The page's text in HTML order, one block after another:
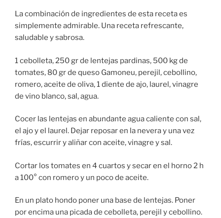
La combinación de ingredientes de esta receta es
simplemente admirable. Una receta refrescante,
saludable y sabrosa.
1 cebolleta, 250 gr de lentejas pardinas, 500 kg de
tomates, 80 gr de queso Gamoneu, perejil, cebollino,
romero, aceite de oliva, 1 diente de ajo, laurel, vinagre
de vino blanco, sal, agua.
Cocer las lentejas en abundante agua caliente con sal,
el ajo y el laurel. Dejar reposar en la nevera y una vez
frías, escurrir y aliñar con aceite, vinagre y sal.
Cortar los tomates en 4 cuartos y secar en el horno 2 h
a 100° con romero y un poco de aceite.
En un plato hondo poner una base de lentejas. Poner
por encima una picada de cebolleta, perejil y cebollino.